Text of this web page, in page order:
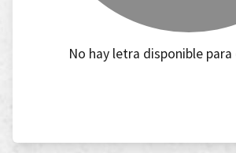
No hay letra disponible